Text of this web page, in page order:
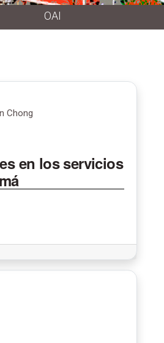
OAI
Chong
en los servicios